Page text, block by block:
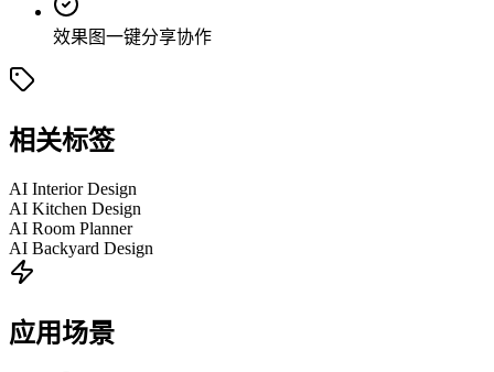
效果图一键分享协作
相关标签
AI Interior Design
AI Kitchen Design
AI Room Planner
AI Backyard Design
应用场景